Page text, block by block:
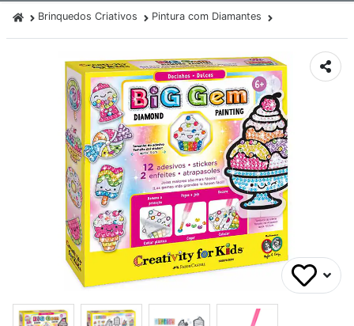
Brinquedos Criativos Pintura com Diamantes